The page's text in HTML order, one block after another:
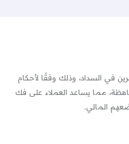
في السداد، وذلك وفقًا لأحكام
باهظة، مما يساعد العملاء على فك
المالي.